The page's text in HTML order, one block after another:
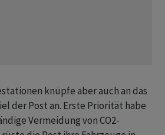
knüpfe aber auch an das
der Post an. Erste Priorität habe
Vermeidung von CO2-